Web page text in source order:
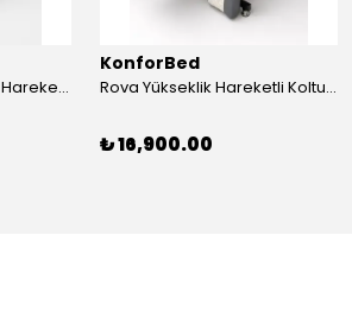
Viro Baş & Ayak Kısmı Hareketli Koltuk Çift Bacaklı
KonforBed
Rova Yükseklik Hareketli Koltuk (Hidrolik) Beyaz-Gri
₺ 16,900.00